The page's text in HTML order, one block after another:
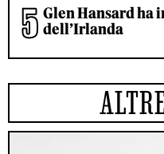
Glen Hansard ha
dell’Irlanda